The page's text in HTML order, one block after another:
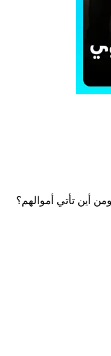
أين تأتي أموالهم؟